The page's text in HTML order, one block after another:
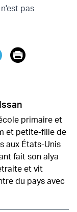
pas
Print
primaire et
et petite-fille de
aux États-Unis
fait son alya
et vit
du pays avec